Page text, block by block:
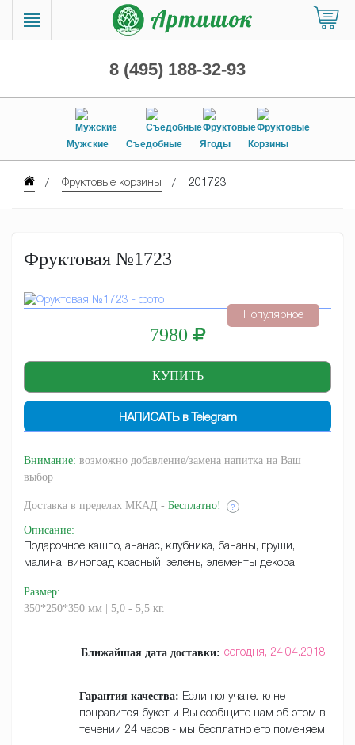
8 (495) 188-32-93
Мужские Съедобные Ягоды Корзины
Фруктовые корзины 201723
Популярное
Фруктовая №1723
7980
НАПИСАТЬ в Telegram
Внимание: возможно добавление/замена напитка на Ваш
выбор
Доставка в пределах МКАД - Бесплатно! ?
Описание:
Подарочное кашпо, ананас, клубника, бананы, груши,
малина, виноград красный, зелень, элементы декора.
Размер:
350*250*350 мм | 5,0 - 5,5 кг.
Ближайшая дата доставки: сегодня, 24.04.2018
Гарантия качества: Если получателю не
понравится букет и Вы сообщите нам об этом в
течении 24 часов - мы бесплатно его поменяем.